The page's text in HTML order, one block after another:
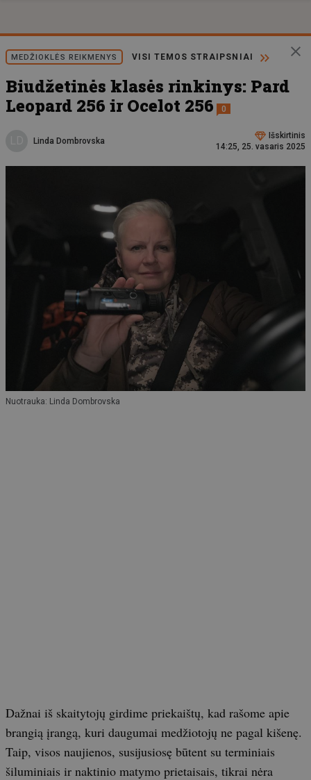
MEDŽIOKLĖS REIKMENYS VISI TEMOS STRAIPSNIAI
Biudžetinės klasės rinkinys: Pard
Leopard 256 ir Ocelot 256
0
Linda Dombrovska
Išskirtinis
14:25, 25. vasaris 2025
Nuotrauka: Linda Dombrovska
Dažnai iš skaitytojų girdime priekaištų, kad rašome apie
brangią įrangą, kuri daugumai medžiotojų ne pagal kišenę.
Taip, visos naujienos, susijusiosę būtent su terminiais
šiluminiais ir naktinio matymo prietaisais, tikrai nėra